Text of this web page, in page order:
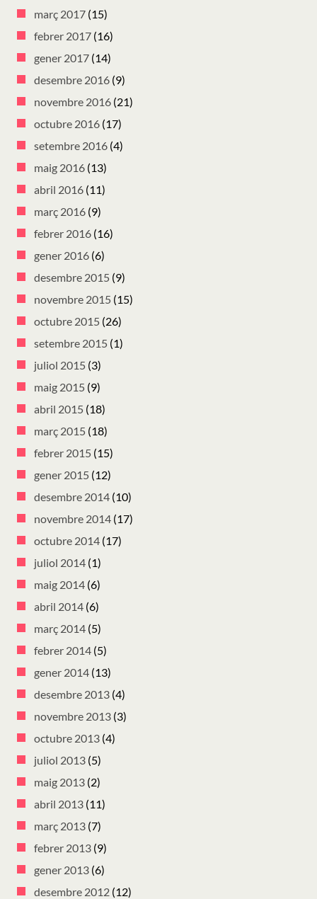
març 2017 (15)
febrer 2017 (16)
gener 2017 (14)
desembre 2016 (9)
novembre 2016 (21)
octubre 2016 (17)
setembre 2016 (4)
maig 2016 (13)
abril 2016 (11)
març 2016 (9)
febrer 2016 (16)
gener 2016 (6)
desembre 2015 (9)
novembre 2015 (15)
octubre 2015 (26)
setembre 2015 (1)
juliol 2015 (3)
maig 2015 (9)
abril 2015 (18)
març 2015 (18)
febrer 2015 (15)
gener 2015 (12)
desembre 2014 (10)
novembre 2014 (17)
octubre 2014 (17)
juliol 2014 (1)
maig 2014 (6)
abril 2014 (6)
març 2014 (5)
febrer 2014 (5)
gener 2014 (13)
desembre 2013 (4)
novembre 2013 (3)
octubre 2013 (4)
juliol 2013 (5)
maig 2013 (2)
abril 2013 (11)
març 2013 (7)
febrer 2013 (9)
gener 2013 (6)
desembre 2012 (12)